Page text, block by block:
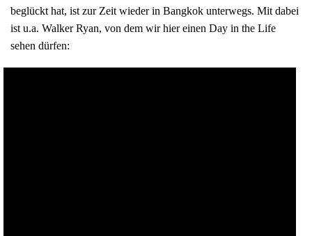
beglückt hat, ist zur Zeit wieder in Bangkok unterwegs. Mit dabei
ist u.a. Walker Ryan, von dem wir hier einen Day in the Life
sehen dürfen: